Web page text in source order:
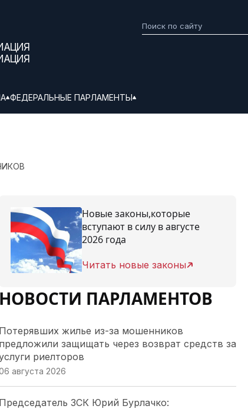
ФЕДЕРАЛЬНЫЕ ПАРЛАМЕНТЫ
Новые законы,которые
вступают в силу в августе
2026 года
Читать новые законы
НОВОСТИ ПАРЛАМЕНТОВ
Потерявших жилье из-за мошенников
предложили защищать через возврат средств за
риелторов
августа 2026
Председатель ЗСК Юрий Бурлачко: